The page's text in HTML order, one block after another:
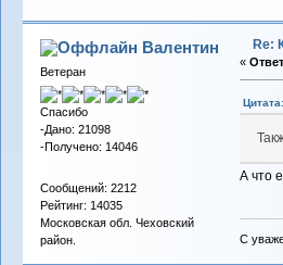
Валентин
Ветеран
Спасибо
-Дано: 21098
-Получено: 14046
Сообщений: 2212
Рейтинг: 14035
Московская обл. Чеховский
район.
Re:
«
А что
С